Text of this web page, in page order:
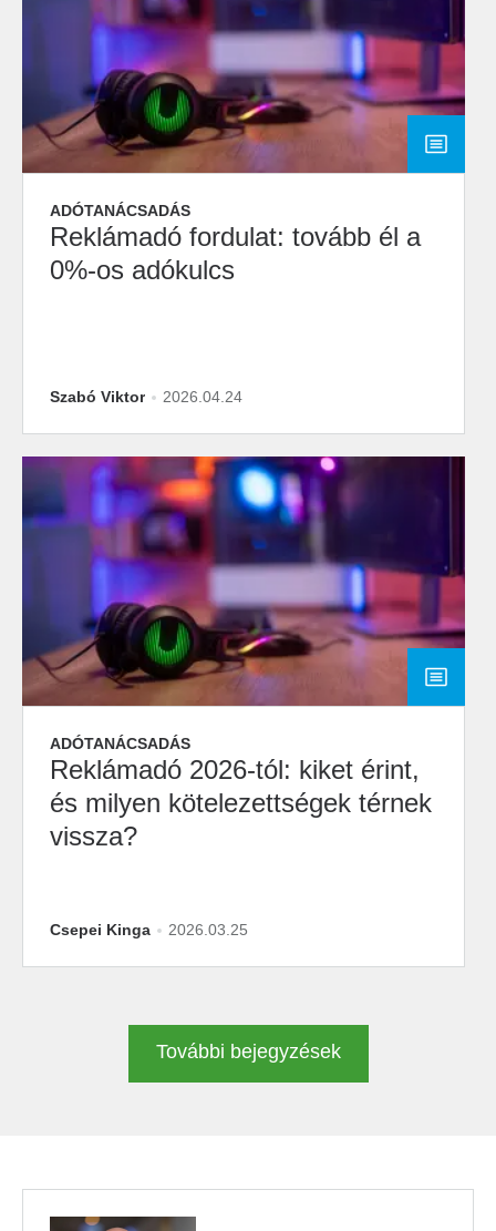
ADÓTANÁCSADÁS
Reklámadó fordulat: tovább él a
0%-os adókulcs
Szabó Viktor 2026.04.24
ADÓTANÁCSADÁS
Reklámadó 2026-tól: kiket érint,
és milyen kötelezettségek térnek
vissza?
Csepei Kinga 2026.03.25
További bejegyzések